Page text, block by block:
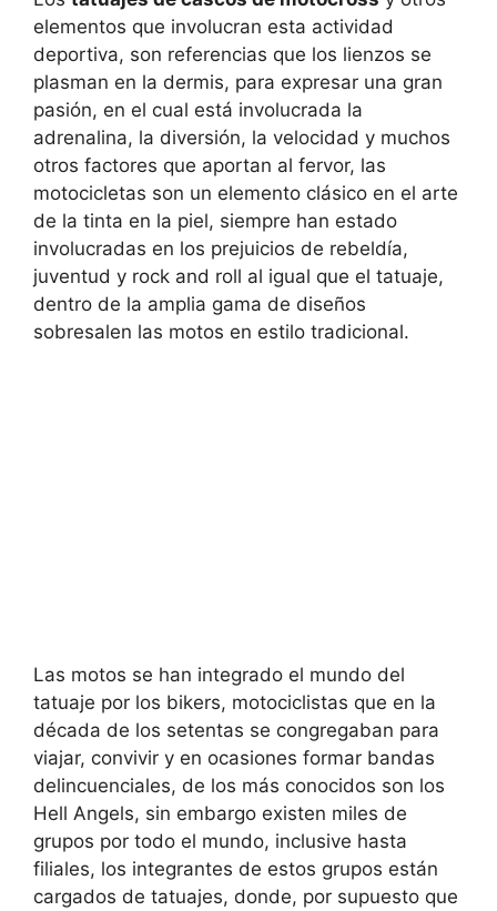
elementos que involucran esta actividad
deportiva, son referencias que los lienzos se
plasman en la dermis, para expresar una gran
pasión, en el cual está involucrada la
adrenalina, la diversión, la velocidad y muchos
otros factores que aportan al fervor, las
motocicletas son un elemento clásico en el arte
de la tinta en la piel, siempre han estado
involucradas en los prejuicios de rebeldía,
juventud y rock and roll al igual que el tatuaje,
dentro de la amplia gama de diseños
sobresalen las motos en estilo tradicional.
Las motos se han integrado el mundo del
tatuaje por los bikers, motociclistas que en la
década de los setentas se congregaban para
viajar, convivir y en ocasiones formar bandas
delincuenciales, de los más conocidos son los
Hell Angels, sin embargo existen miles de
grupos por todo el mundo, inclusive hasta
filiales, los integrantes de estos grupos están
cargados de tatuajes, donde, por supuesto que